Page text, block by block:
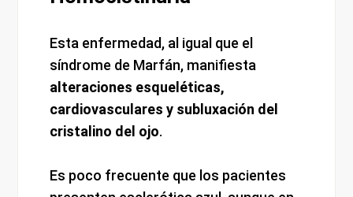
Esta enfermedad, al igual que el
síndrome de Marfán, manifiesta
alteraciones esqueléticas,
cardiovasculares y subluxación del
cristalino del ojo.
Es poco frecuente que los pacientes